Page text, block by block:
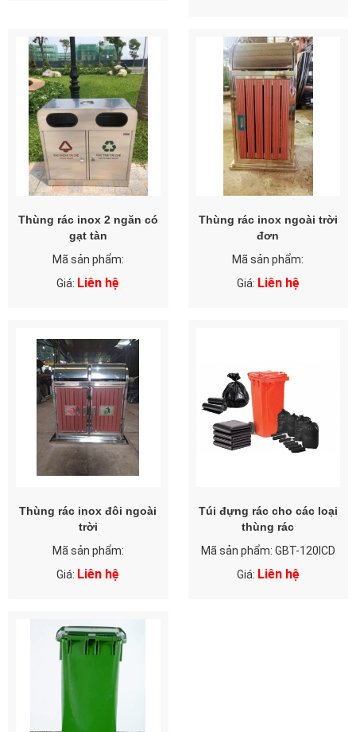
Thùng rác inox 2 ngăn có
gạt tàn
Mã sản phẩm:
Giá: Liên hệ
Thùng rác inox ngoài trời
đơn
Mã sản phẩm:
Giá: Liên hệ
Thùng rác inox đôi ngoài
trời
Mã sản phẩm:
Giá: Liên hệ
Túi đựng rác cho các loại
thùng rác
Mã sản phẩm: GBT-120ICD
Giá: Liên hệ